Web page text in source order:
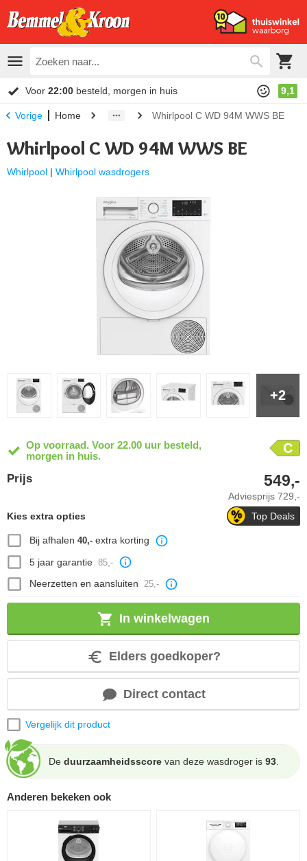
Voor 22:00 besteld, morgen in huis 9,1
Vorige Home Whirlpool C WD 94M WWS BE
Whirlpool C WD 94M WWS BE
Whirlpool | Whirlpool wasdrogers
+2
Op voorraad. Voor 22.00 uur besteld,
morgen in huis.
C
Prijs
Adviesprijs 729,-
549,-
Top Deals
Kies extra opties
Bij afhalen 40,-extra korting
5 jaar garantie 85,-
Neerzetten en aansluiten 25,-
In winkelwagen
Elders goedkoper?
Direct contact
Vergelijk dit product
De duurzaamheidsscore van deze wasdroger is 93.
Anderen bekeken ook